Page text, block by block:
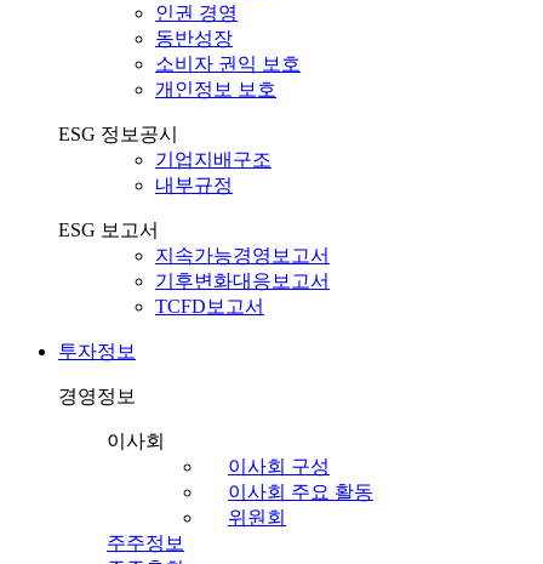
인권 경영
동반성장
소비자 권익 보호
개인정보 보호
ESG 정보공시
기업지배구조
내부규정
ESG 보고서
지속가능경영보고서
기후변화대응보고서
TCFD보고서
투자정보
경영정보
이사회
이사회 구성
이사회 주요 활동
위원회
주주정보